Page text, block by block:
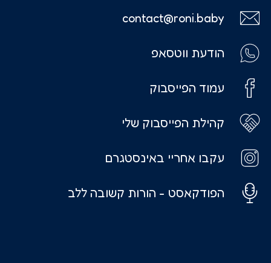
contact@roni.baby
הודעת ווטסאפ
עמוד הפייסבוק
קהילת הפייסבוק שלי
עקבו אחריי באינסטגרם
הפודקאסט - הורות קשובה ללב